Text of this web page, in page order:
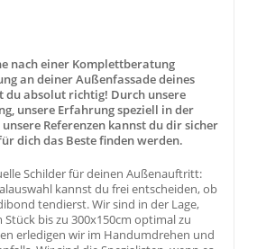
nach einer Komplettberatung
an deiner Außenfassade deines
du absolut richtig! Durch unsere
unsere Erfahrung speziell in der
Referenzen kannst du dir sicher
dich das Beste finden werden.
Schilder für deinen Außenauftritt:
kannst du frei entscheiden, ob
tendierst. Wir sind in der Lage,
bis zu 300x150cm optimal zu
erledigen wir im Handumdrehen und